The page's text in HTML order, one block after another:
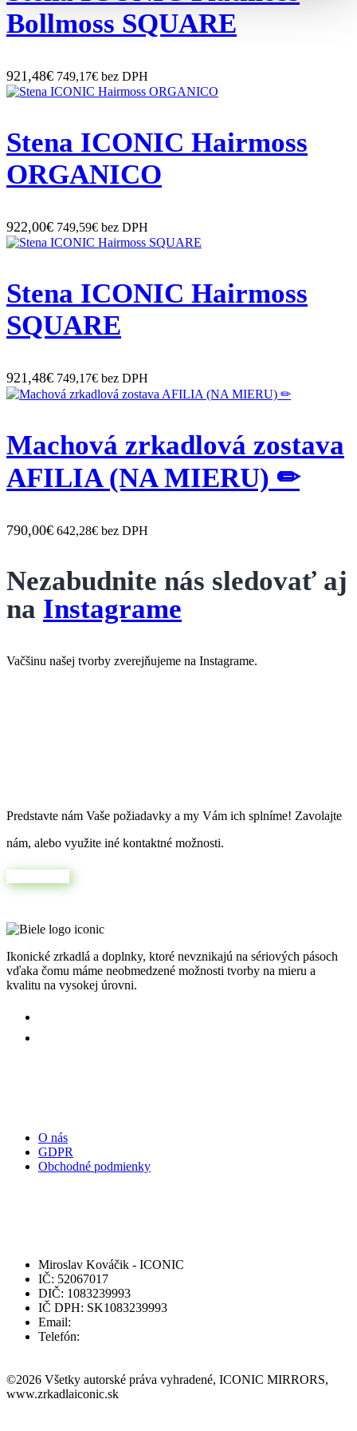
Bollmoss SQUARE
921,48€ 749,17€ bez DPH
Stena ICONIC Hairmoss
ORGANICO
922,00€ 749,59€ bez DPH
Stena ICONIC Hairmoss
SQUARE
921,48€ 749,17€ bez DPH
Machová zrkadlová zostava
AFILIA (NA MIERU) ✏
790,00€ 642,28€ bez DPH
Nezabudnite nás sledovať aj
na Instagrame
Vačšinu našej tvorby zverejňujeme na Instagrame.
Predstavte nám Vaše požiadavky a my Vám ich splníme! Zavolajte
nám, alebo využite iné kontaktné možnosti.
Ikonické zrkadlá a doplnky, ktoré nevznikajú na sériových pásoch
vďaka čomu máme neobmedzené možnosti tvorby na mieru a
kvalitu na vysokej úrovni.
O nás
GDPR
Obchodné podmienky
Miroslav Kováčik - ICONIC
IČ: 52067017
DIČ: 1083239993
IČ DPH: SK1083239993
Email:
Telefón:
©2026 Všetky autorské práva vyhradené, ICONIC MIRRORS,
www.zrkadlaiconic.sk